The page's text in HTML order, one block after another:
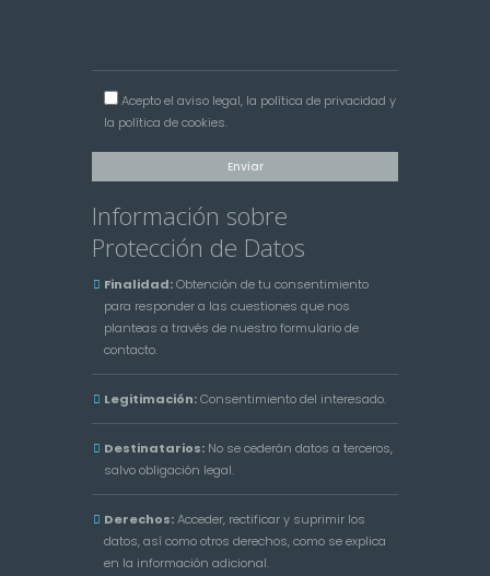
Acepto elaviso legal, la política de privacidad y
la política de cookies.
Información sobre
Protección de Datos
Finalidad:Obtención de tu consentimiento
para responder a las cuestiones que nos
planteas a través de nuestro formulario de
contacto.
Legitimación:Consentimiento del interesado.
Destinatarios: No se cederán datos a terceros,
salvo obligación legal.
Derechos:Acceder, rectificar y suprimir los
datos, así como otros derechos, como se explica
en la información adicional.